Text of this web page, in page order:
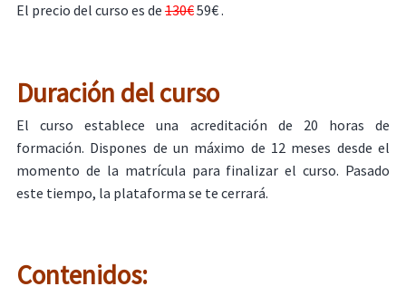
El precio del curso es de 130€59€ .
Duración del curso
El curso establece una acreditación de 20 horas de
formación. Dispones de un máximo de 12 meses desde el
momento de la matrícula para finalizar el curso. Pasado
este tiempo, la plataforma se te cerrará.
Contenidos: